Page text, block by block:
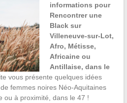
informations pour
Rencontrer une
Black sur
Villeneuve-sur-Lot,
Afro, Métisse,
Africaine ou
Antillaise, dans le
vous présente quelques idées
femmes noires Néo-Aquitaines
ou à proximité, dans le 47 !